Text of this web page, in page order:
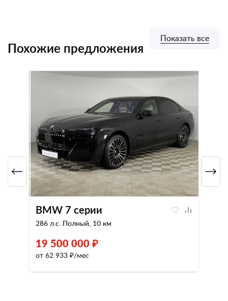
Похожие предложения
BMW 7 серии
286 л.с. Полный, 10 км
19 500 000 ₽
от 62 933 ₽/мес
Показать все